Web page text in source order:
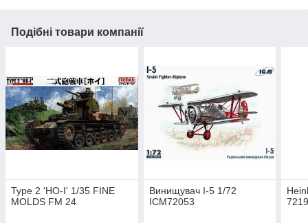
Подібні товари компанії
Type 2 'HO-I' 1/35 FINE
MOLDS FM 24
Винищувач І-5 1/72
ICM72053